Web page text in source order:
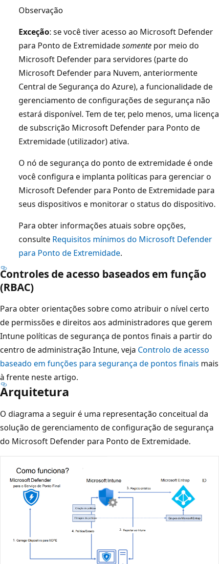
Observação
Exceção: se você tiver acesso ao Microsoft Defender
para Ponto de Extremidadesomente por meio do
Microsoft Defender para servidores (parte do
Microsoft Defender para Nuvem, anteriormente
Central de Segurança do Azure), a funcionalidade de
gerenciamento de configurações de segurança não
estará disponível. Tem de ter, pelo menos, uma licença
de subscrição Microsoft Defender para Ponto de
Extremidade (utilizador) ativa.
O nó de segurança do ponto de extremidade é onde
você configura e implanta políticas para gerenciar o
Microsoft Defender para Ponto de Extremidade para
seus dispositivos e monitorar o status do dispositivo.
Para obter informações atuais sobre opções,
consulte Requisitos mínimos do Microsoft Defender
para Ponto de Extremidade.
Controles de acesso baseados em função
(RBAC)
Para obter orientações sobre como atribuir o nível certo
de permissões e direitos aos administradores que gerem
Intune políticas de segurança de pontos finais a partir do
centro de administração Intune, veja Controlo de acesso
baseado em funções para segurança de pontos finais mais
à frente neste artigo.
Arquitetura
O diagrama a seguir é uma representação conceitual da
solução de gerenciamento de configuração de segurança
do Microsoft Defender para Ponto de Extremidade.